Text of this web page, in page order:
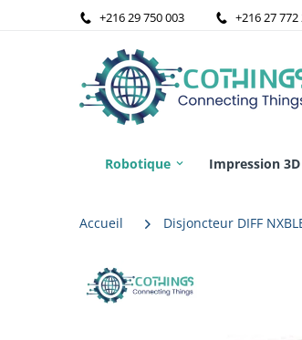
+216 29 750 003 +216 27 772
Robotique Impression 3D
Accueil Disjoncteur DIFF